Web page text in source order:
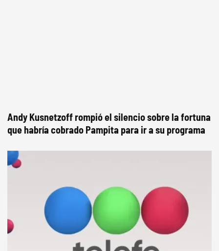
Andy Kusnetzoff rompió el silencio sobre la fortuna
que habría cobrado Pampita para ir a su programa